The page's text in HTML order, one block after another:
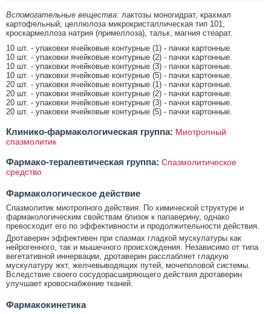
Вспомогательные вещества: лактозы моногидрат, крахмал
картофельный, целлюлоза микрокристаллическая тип 101,
кроскармеллоза натрия (примеллоза), тальк, магния стеарат.
10 шт. - упаковки ячейковые контурные (1) - пачки картонные.
10 шт. - упаковки ячейковые контурные (2) - пачки картонные.
10 шт. - упаковки ячейковые контурные (3) - пачки картонные.
10 шт. - упаковки ячейковые контурные (5) - пачки картонные.
20 шт. - упаковки ячейковые контурные (1) - пачки картонные.
20 шт. - упаковки ячейковые контурные (2) - пачки картонные.
20 шт. - упаковки ячейковые контурные (3) - пачки картонные.
20 шт. - упаковки ячейковые контурные (5) - пачки картонные.
Клинико-фармакологическая группа: Миотропный
спазмолитик
Фармако-терапевтическая группа: Спазмолитическое
средство
Фармакологическое действие
Спазмолитик миотропного действия. По химической структуре и
фармакологическим свойствам близок к папаверину, однако
превосходит его по эффективности и продолжительности действия.
Дротаверин эффективен при спазмах гладкой мускулатуры как
нейрогенного, так и мышечного происхождения. Независимо от типа
вегетативной иннервации, дротаверин расслабляет гладкую
мускулатуру жкт, желчевыводящих путей, мочеполовой системы.
Вследствие своего сосудорасширяющего действия дротаверин
улучшает кровоснабжение тканей.
Фармакокинетика